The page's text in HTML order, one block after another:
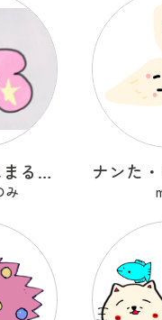
きらふわあにまるふれんず
み